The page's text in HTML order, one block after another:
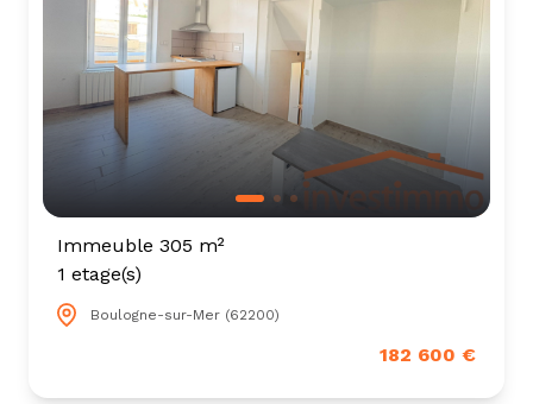
Immeuble 305 m²
1 etage(s)
Boulogne-sur-Mer (62200)
182 600 €